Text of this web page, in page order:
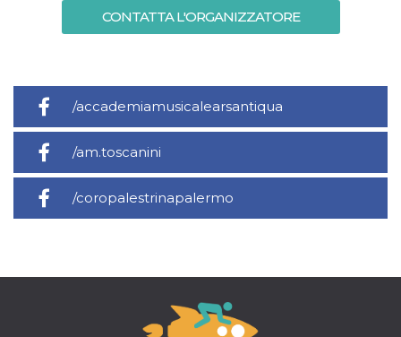
CONTATTA L'ORGANIZZATORE
/accademiamusicalearsantiqua
/am.toscanini
/coropalestrinapalermo